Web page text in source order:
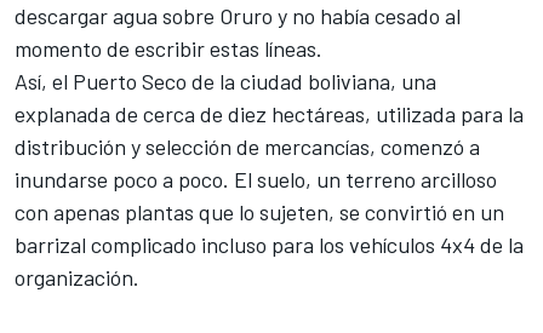
descargar agua sobre Oruro y no había cesado al
momento de escribir estas líneas.
Así, el Puerto Seco de la ciudad boliviana, una
explanada de cerca de diez hectáreas, utilizada para la
distribución y selección de mercancías, comenzó a
inundarse poco a poco. El suelo, un terreno arcilloso
con apenas plantas que lo sujeten, se convirtió en un
barrizal complicado incluso para los vehículos 4x4 de la
organización.